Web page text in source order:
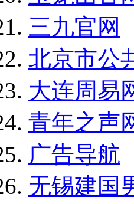
三九官网
北京市公
大连周易
青年之声
广告导航
无锡建国